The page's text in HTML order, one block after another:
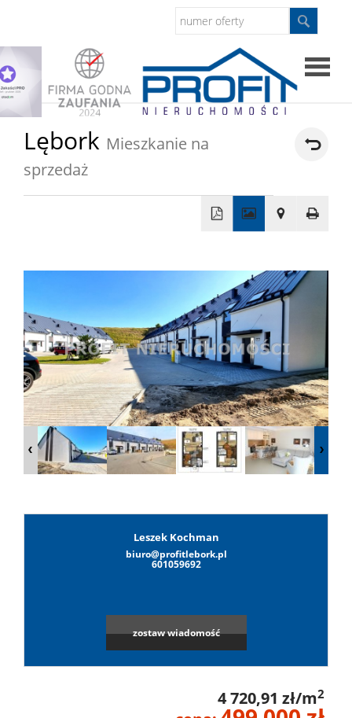
Domy
Lokale
Hale
Lębork Mieszkanie na
sprzedaż
−
Leaflet
Leszek Kochman
biuro@profitlebork.pl
601059692
zostaw wiadomość
4 720,91 zł/m2